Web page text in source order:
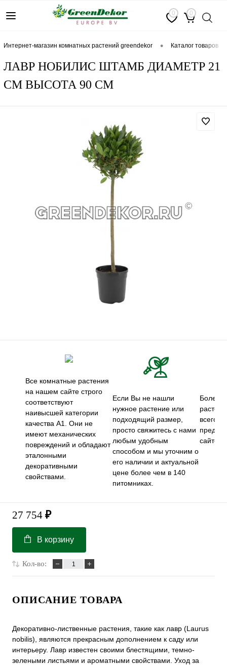
0 0
интернет-магазин комнатных растений greendekor • каталог товаров
ЛАВР НОБИЛИС ШТАМБ ДИАМЕТР 21
СМ ВЫСОТА 90 СМ
Все комнатные растения
на нашем сайте строго
соответствуют
наивысшей категории
качества А1. Они не
имеют механических
повреждений и обладают
эталонными
декоративными
свойствами.
Если Вы не нашли
нужное растение или
подходящий размер,
просто свяжитесь с нами
любым удобным
способом и мы уточним о
его наличии и актуальной
цене более чем в 140
питомниках.
Более
всего
сайте.
27 754 ₽
В корзину
Кол-во:
ОПИСАНИЕ ТОВАРА
Декоративно-лиственные растения, такие как лавр (Laurus
nobilis), являются прекрасным дополнением к саду или
интерьеру. Лавр известен своими блестящими, темно-
зелеными листьями и ароматными свойствами. Уход за